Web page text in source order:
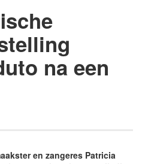
na een
en zangeres Patricia